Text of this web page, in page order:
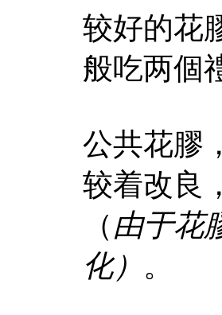
较好的花
般吃两個
公共花膠
较着改良
（ 由于花
化） 。